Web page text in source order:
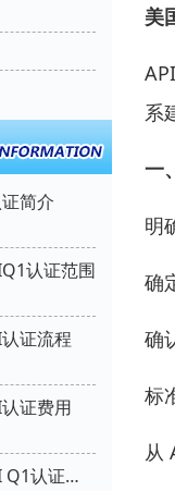
简介
认证范围
证流程
证费用
05 API认证第五讲：美国石油学会API Q1认证范围
美
系
一
明
确
确
标
从